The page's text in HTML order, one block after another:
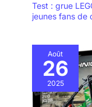
Test : grue
jeunes fans de
Août
26
2025